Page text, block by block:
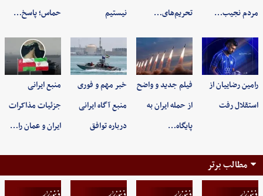
مردم نجیب…
تحریم‌های…
نیستیم
حماس؛ پاسخ…
رامین رضاییان از
استقلال رفت
فیلم جدید و واضح
از حمله ایران به
پایگاه…
خبر مهم و فوری
منبع آگاه ایرانی
درباره توافق
منبع ایرانی
جزئیات مذاکرات
ایران و عمان را…
مطالب برتر